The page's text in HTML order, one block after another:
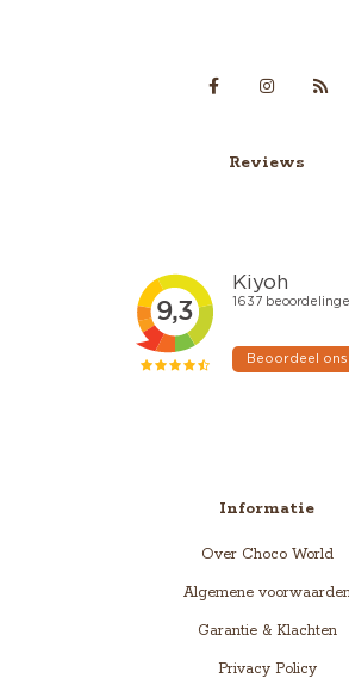
Reviews
Informatie
Over Choco World
Algemene
Garantie & Klachten
Privacy Policy